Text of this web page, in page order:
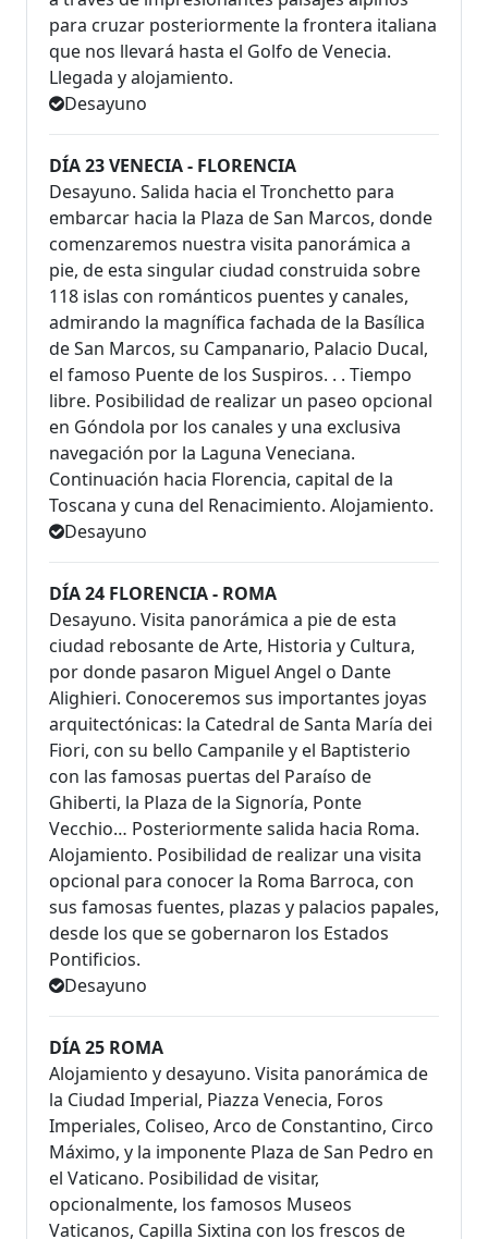
para cruzar posteriormente la frontera italiana
que nos llevará hasta el Golfo de Venecia.
Llegada y alojamiento.
Desayuno
DÍA 23 VENECIA - FLORENCIA
Desayuno. Salida hacia el Tronchetto para
embarcar hacia la Plaza de San Marcos, donde
comenzaremos nuestra visita panorámica a
pie, de esta singular ciudad construida sobre
118 islas con románticos puentes y canales,
admirando la magnífica fachada de la Basílica
de San Marcos, su Campanario, Palacio Ducal,
el famoso Puente de los Suspiros. . . Tiempo
libre. Posibilidad de realizar un paseo opcional
en Góndola por los canales y una exclusiva
navegación por la Laguna Veneciana.
Continuación hacia Florencia, capital de la
Toscana y cuna del Renacimiento. Alojamiento.
Desayuno
DÍA 24 FLORENCIA - ROMA
Desayuno. Visita panorámica a pie de esta
ciudad rebosante de Arte, Historia y Cultura,
por donde pasaron Miguel Angel o Dante
Alighieri. Conoceremos sus importantes joyas
arquitectónicas: la Catedral de Santa María dei
Fiori, con su bello Campanile y el Baptisterio
con las famosas puertas del Paraíso de
Ghiberti, la Plaza de la Signoría, Ponte
Vecchio… Posteriormente salida hacia Roma.
Alojamiento. Posibilidad de realizar una visita
opcional para conocer la Roma Barroca, con
sus famosas fuentes, plazas y palacios papales,
desde los que se gobernaron los Estados
Pontificios.
Desayuno
DÍA 25 ROMA
Alojamiento y desayuno. Visita panorámica de
la Ciudad Imperial, Piazza Venecia, Foros
Imperiales, Coliseo, Arco de Constantino, Circo
Máximo, y la imponente Plaza de San Pedro en
el Vaticano. Posibilidad de visitar,
opcionalmente, los famosos Museos
Vaticanos, Capilla Sixtina con los frescos de